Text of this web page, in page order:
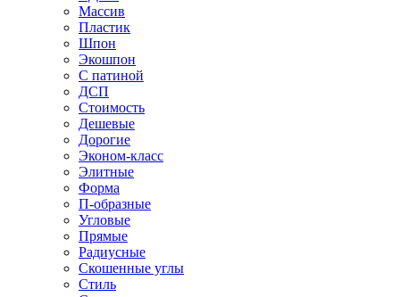
Массив
Пластик
Шпон
Экошпон
С патиной
ДСП
Стоимость
Дешевые
Дорогие
Эконом-класс
Элитные
Форма
П-образные
Угловые
Прямые
Радиусные
Скошенные углы
Стиль